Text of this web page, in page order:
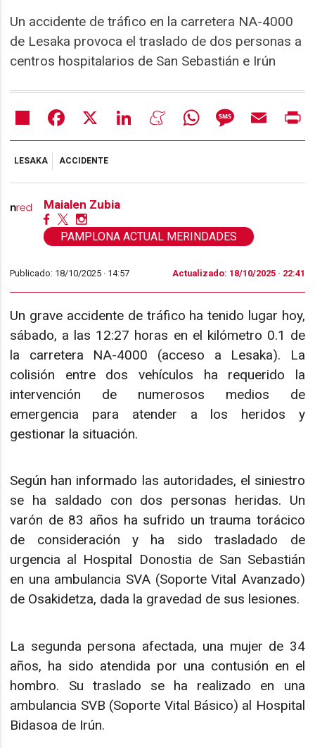
Un accidente de tráfico en la carretera NA-4000
de Lesaka provoca el traslado de dos personas a
centros hospitalarios de San Sebastián e Irún
Share Facebook LinkedIn MeneameWhatsAppMessageEmail
LESAKA ACCIDENTE
Maialen Zubia
PAMPLONA ACTUAL MERINDADES
Publicado: 18/10/2025 · 14:57 Actualizado: 18/10/2025 · 22:41
Un grave accidente de tráfico ha tenido lugar hoy,
sábado, a las 12:27 horas en el kilómetro 0.1 de
la carretera NA-4000 (acceso a Lesaka). La
colisión entre dos vehículos ha requerido la
intervención de numerosos medios de
emergencia para atender a los heridos y
gestionar la situación.
Según han informado las autoridades, el siniestro
se ha saldado con dos personas heridas. Un
varón de 83 años ha sufrido un trauma torácico
de consideración y ha sido trasladado de
urgencia al Hospital Donostia de San Sebastián
en una ambulancia SVA (Soporte Vital Avanzado)
de Osakidetza, dada la gravedad de sus lesiones.
La segunda persona afectada, una mujer de 34
años, ha sido atendida por una contusión en el
hombro. Su traslado se ha realizado en una
ambulancia SVB (Soporte Vital Básico) al Hospital
Bidasoa de Irún.